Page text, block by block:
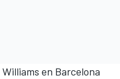
en Barcelona